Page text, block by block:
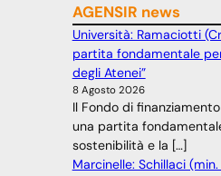
AGENSIR news
Università: Ramaciotti
partita fondamentale
degli Atenei”
8 Agosto 2026
Il Fondo di
una partita
sostenibilità e la […]
Marcinelle: Schillaci